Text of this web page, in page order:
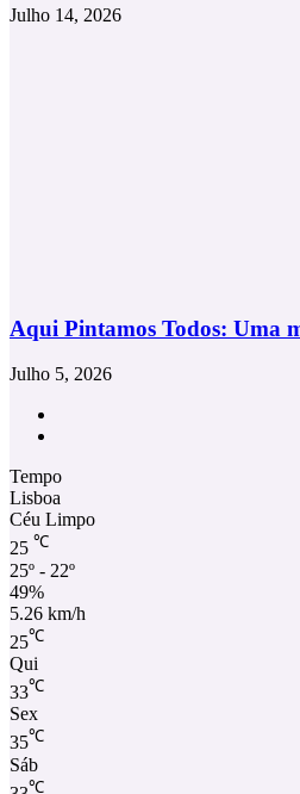
Julho 14, 2026
Aqui Pintamos Todos: Uma
Julho 5, 2026
Tempo
Lisboa
Céu Limpo
25 ℃
25º - 22º
49%
5.26 km/h
25℃
Qui
33℃
Sex
35℃
Sáb
℃